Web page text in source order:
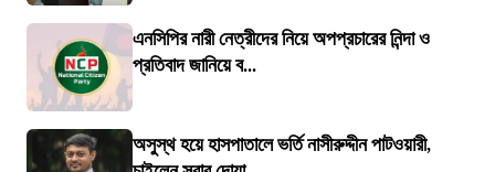
এনসিপির নারী নেত্রীদের নিয়ে অপপ্রচারের নিন্দা ও
প্রতিবাদ জানিয়ে ব...
অসুস্থ হয়ে হাসপাতালে ভর্তি নাসীরুদ্দীন পাটওয়ারী,